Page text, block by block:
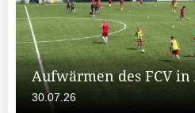
Aufwärmen des FCV
30.07.26